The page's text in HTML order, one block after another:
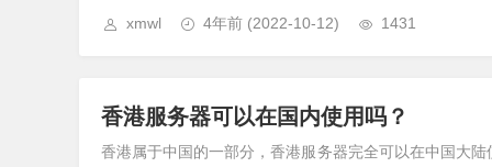
xmwl 4年前 (2022-10-12) 1431
香港服务器可以在国内使用吗？
香港属于中国的一部分，香港服务器完全可以在中国大